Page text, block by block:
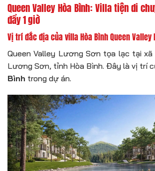
Queen Valley Hòa Bình: Villa tiện di
đầy 1 giờ
Vị trí đắc địa củavilla Hòa BìnhQueen Valley
Queen Valley Lương Sơn tọa lạc tại xã
Lương Sơn, tỉnh Hòa Bình. Đây là vị trí
Bình trong dự án.